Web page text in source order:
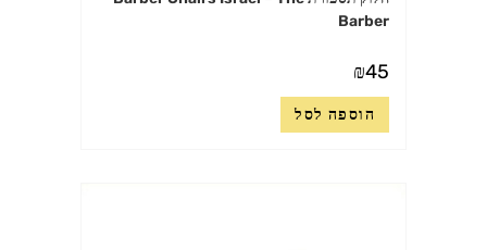
Barber
₪45
הוספה לסל